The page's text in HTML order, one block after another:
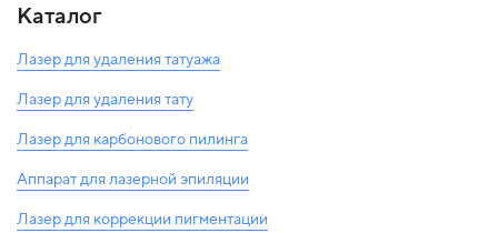
Каталог
Лазер для удаления татуажа
Лазер для удаления тату
Лазер для карбонового пилинга
Аппарат для лазерной эпиляции
Лазер для коррекции пигментации